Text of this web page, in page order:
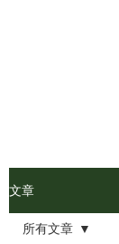
文章
所有文章